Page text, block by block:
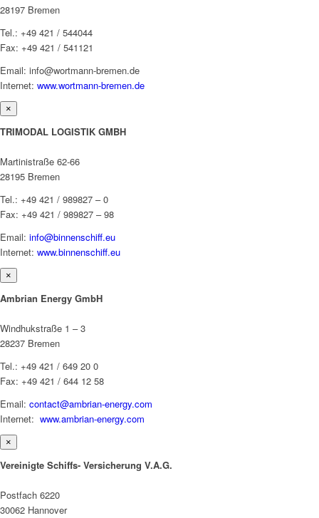
28197 Bremen
Tel.: +49 421 / 544044
Fax: +49 421 / 541121
Email: info@wortmann-bremen.de
Internet: www.wortmann-bremen.de
×
TRIMODAL LOGISTIK GMBH
Martinistraße 62-66
28195 Bremen
Tel.: +49 421 / 989827 – 0
Fax: +49 421 / 989827 – 98
Email: info@binnenschiff.eu
Internet: www.binnenschiff.eu
×
Ambrian Energy GmbH
Windhukstraße 1 – 3
28237 Bremen
Tel.: +49 421 / 649 20 0
Fax: +49 421 / 644 12 58
Email: contact@ambrian-energy.com
Internet: www.ambrian-energy.com
×
Vereinigte Schiffs- Versicherung V.A.G.
Postfach 6220
30062 Hannover